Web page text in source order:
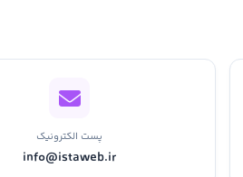
پست الکترونیک
info@istaweb.ir